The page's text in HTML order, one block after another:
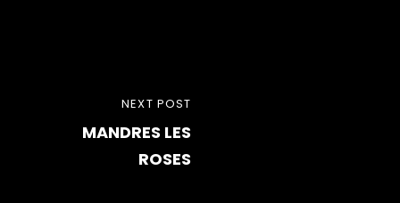
Navigation
NEXT POST
MANDRES LES
ROSES